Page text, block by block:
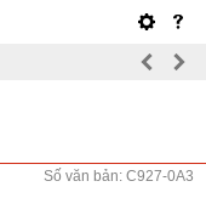
Số văn bản: C927-0A3